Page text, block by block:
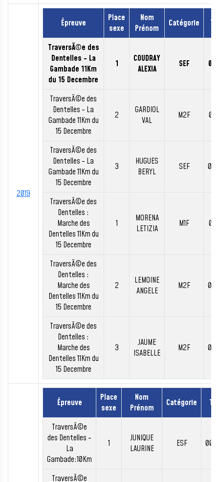
2019
Épreuve
Place
sexe
Nom
Prénom
Catégorie
TraversÃ©e des
Dentelles - La
Gambade 11Km
du 15 Decembre
1
COUDRAY
ALEXIA
SEF
TraversÃ©e des
Dentelles - La
Gambade 11Km du
15 Decembre
2
GARDIOL
VAL
M2F
TraversÃ©e des
Dentelles - La
Gambade 11Km du
15 Decembre
3
HUGUES
BERYL
SEF
TraversÃ©e des
Dentelles :
Marche des
Dentelles 11Km du
15 Decembre
1
MORENA
LETIZIA
M1F
TraversÃ©e des
Dentelles :
Marche des
Dentelles 11Km du
15 Decembre
2
LEMOINE
ANGELE
M2F
TraversÃ©e des
Dentelles :
Marche des
Dentelles 11Km du
15 Decembre
3
JAUME
ISABELLE
M2F
Épreuve
Place
sexe
Nom
Prénom
Catégorie
TraversÃ©e
des Dentelles -
La
Gambade:10Km
1
JUNIQUE
LAURINE
ESF
TraversÃ©e